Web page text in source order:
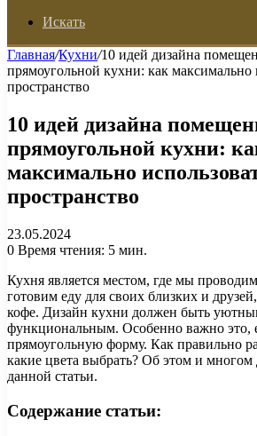
Искать
Главная/Кухни/10 идей дизайна
прямоугольной кухни: как максимально
пространство
10 идей дизайна
прямоугольной кухни:
максимально
пространство
23.05.2024
0 Время чтения: 5 мин.
Кухня является местом, где мы
готовим еду для своих близких и
кофе. Дизайн кухни должен быть
функциональным. Особенно важно это,
прямоугольную форму. Как правильно
какие цвета выбрать? Об этом и многом
данной статьи.
Содержание статьи: